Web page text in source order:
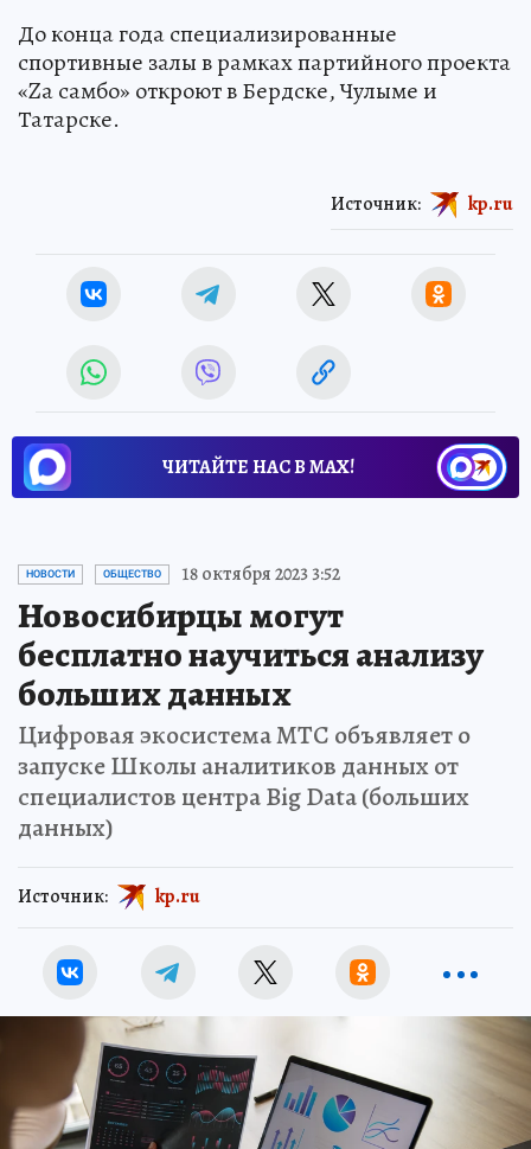
До конца года специализированные
спортивные залы в рамках партийного проекта
«Za самбо» откроют в Бердске, Чулыме и
Татарске.
Источник: kp.ru
ЧИТАЙТЕ НАС В МАХ!
НОВОСТИ ОБЩЕСТВО 18 октября 2023 3:52
Новосибирцы могут
бесплатно научиться анализу
больших данных
Цифровая экосистема МТС объявляет о
запуске Школы аналитиков данных от
специалистов центра Big Data (больших
данных)
Источник: kp.ru